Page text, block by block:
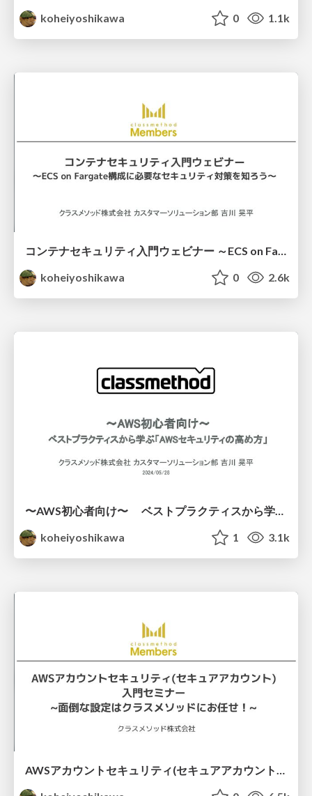
koheiyoshikawa
0 1.1k
コンテナセキュリティ入門ウェビナー ～ECS on Fargate構成に必要なセキュリティ対策を知ろう～
koheiyoshikawa
0 2.6k
〜AWS初心者向け〜 ベストプラクティスから学ぶ 「AWSセキュリティの高め方」
koheiyoshikawa
1 3.1k
AWSアカウントセキュリティ(セキュアアカウント) 入門セミナー ~面倒な設定はクラスメソッドにお任せ！~